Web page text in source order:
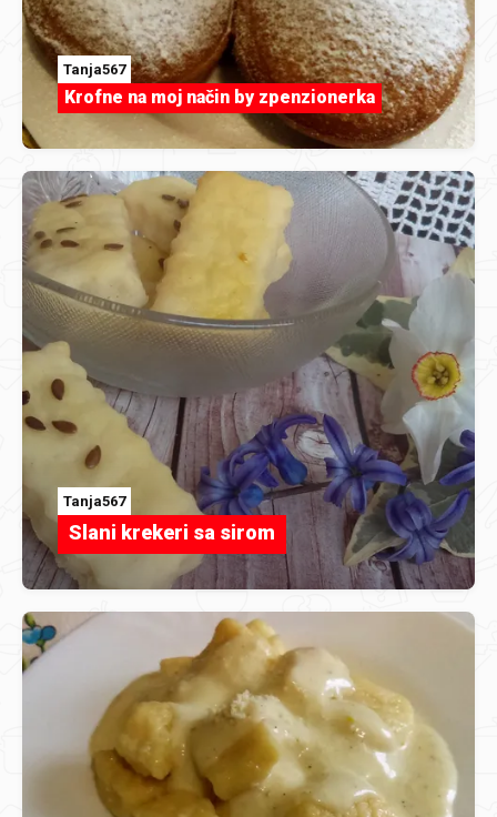
Tanja567
Krofne na moj način by zpenzionerka
Tanja567
Slani krekeri sa sirom